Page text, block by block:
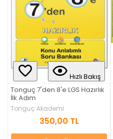
Hızlı Bakış
Tonguç 7'den 8'e LGS Hazırlık
İlk Adım
Tonguç Akademi
350,00 TL